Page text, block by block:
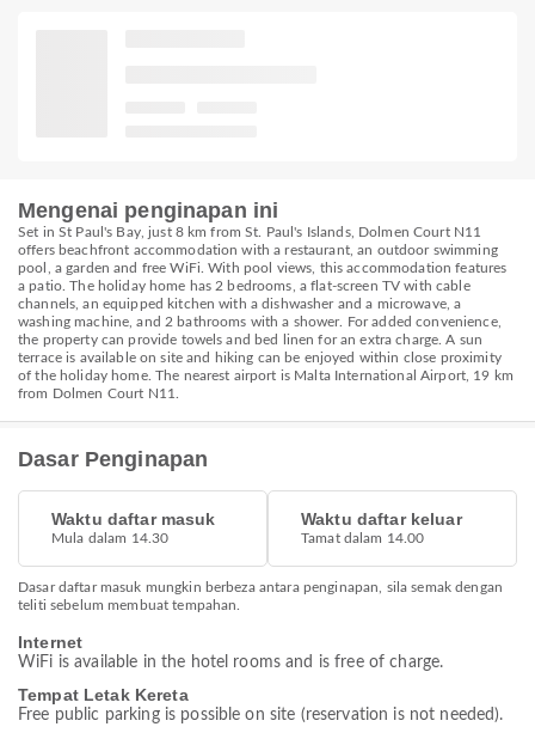
Mengenai penginapan ini
Set in St Paul's Bay, just 8 km from St. Paul's Islands, Dolmen Court N11
offers beachfront accommodation with a restaurant, an outdoor swimming
pool, a garden and free WiFi. With pool views, this accommodation features
a patio. The holiday home has 2 bedrooms, a flat-screen TV with cable
channels, an equipped kitchen with a dishwasher and a microwave, a
washing machine, and 2 bathrooms with a shower. For added convenience,
the property can provide towels and bed linen for an extra charge. A sun
terrace is available on site and hiking can be enjoyed within close proximity
of the holiday home. The nearest airport is Malta International Airport, 19 km
from Dolmen Court N11.
Dasar Penginapan
Waktu daftar masuk
Mula dalam 14.30
Waktu daftar keluar
Tamat dalam 14.00
Dasar daftar masuk mungkin berbeza antara penginapan, sila semak dengan
teliti sebelum membuat tempahan.
Internet
WiFi is available in the hotel rooms and is free of charge.
Tempat Letak Kereta
Free public parking is possible on site (reservation is not needed).